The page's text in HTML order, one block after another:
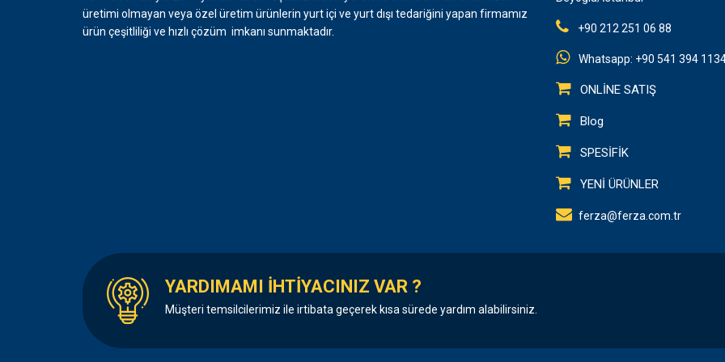
üretimi olmayan veya özel üretim ürünlerin yurt içi ve yurt dışı tedariğini yapan firmamız
ürün çeşitliliği ve hızlı çözüm imkanı sunmaktadır.
+90 212 251 06 88
Whatsapp: +90 541 394
ONLİNE SATIŞ
Blog
SPESİFİK
YENİ ÜRÜNLER
ferza@ferza.com.tr
YARDIMAMI İHTİYACINIZ VAR ?
Müşteri temsilcilerimiz ile irtibata geçerek kısa sürede yardım alabilirsiniz.